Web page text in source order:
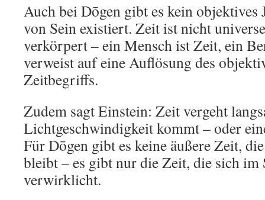
Auch bei Dōgen gibt es kein objektives
von Sein existiert. Zeit ist nicht
verkörpert – ein Mensch ist Zeit, ein
verweist auf eine Auflösung des
Zeitbegriffs.
Zudem sagt Einstein: Zeit vergeht
Lichtgeschwindigkeit kommt – oder
Für Dōgen gibt es keine äußere Zeit,
bleibt – es gibt nur die Zeit, die sich im
verwirklicht.